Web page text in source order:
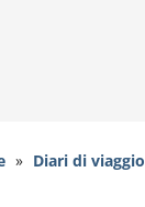
» Diari di viaggio